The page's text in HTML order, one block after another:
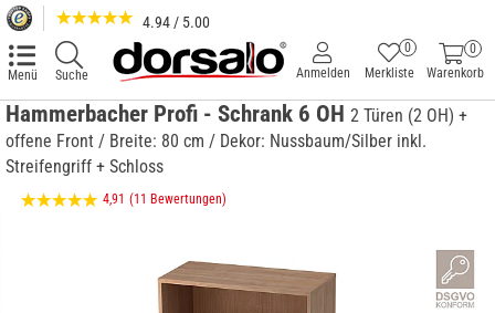
4.94 / 5.00
Menü Suche
0
Warenkorb
Merkliste
0
Anmelden
Hammerbacher Profi - Schrank 6 OH 2 Türen (2 OH) +
offene Front / Breite: 80 cm / Dekor: Nussbaum/Silber inkl.
Streifengriff + Schloss
4,91 (11 Bewertungen)